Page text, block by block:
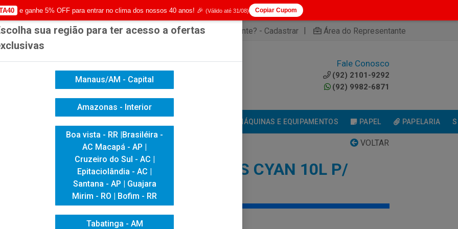
Já é cliente? - Entrar | Não é cliente? - Cadastrar | Área do Representante
Fale Conosco
(92) 2101-9292
(92) 9982-6871
VISUAL MÁQUINAS E EQUIPAMENTOS PAPEL PAPELARIA
VOLTAR
TINTA T43M2 DS CYAN 10L P/ F10070
TINTA T43M2 DS CYAN 10L P/
F10070
sua região para ter acesso a ofertas
Manaus/AM - Capital
Amazonas - Interior
Boa vista - RR |Brasiléira -
AC Macapá - AP |
Cruzeiro do Sul - AC |
Epitaciolândia - AC |
Santana - AP | Guajara
Mirim - RO | Bofim - RR
Tabatinga - AM
e ganhe 5% OFF para entrar no clima dos nossos 40 anos! 🎉 (Válido até 31/08) Copiar Cupom